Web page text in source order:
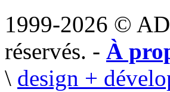
1999-2026 ©
réservés. - À
\ design +